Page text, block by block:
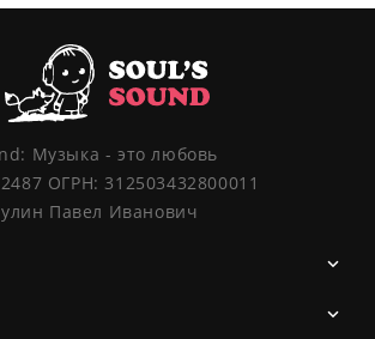
Музыка - это любовь
ОГРН: 312503432800011
Павел Иванович